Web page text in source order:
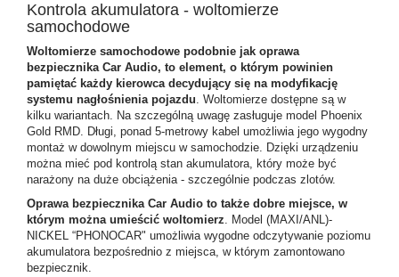
Kontrola akumulatora - woltomierze
samochodowe
Woltomierze samochodowe podobnie jak oprawa
bezpiecznika Car Audio, to element, o którym powinien
pamiętać każdy kierowca decydujący się na modyfikację
systemu nagłośnienia pojazdu. Woltomierze dostępne są w
kilku wariantach. Na szczególną uwagę zasługuje model Phoenix
Gold RMD. Długi, ponad 5-metrowy kabel umożliwia jego wygodny
montaż w dowolnym miejscu w samochodzie. Dzięki urządzeniu
można mieć pod kontrolą stan akumulatora, który może być
narażony na duże obciążenia - szczególnie podczas zlotów.
Oprawa bezpiecznika Car Audio to także dobre miejsce, w
którym można umieścić woltomierz. Model (MAXI/ANL)-
NICKEL “PHONOCAR" umożliwia wygodne odczytywanie poziomu
akumulatora bezpośrednio z miejsca, w którym zamontowano
bezpiecznik.